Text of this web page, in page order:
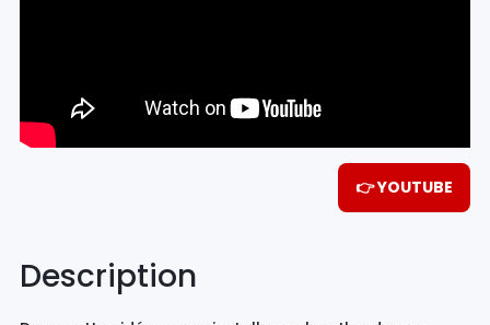
👉 YOUTUBE
Description